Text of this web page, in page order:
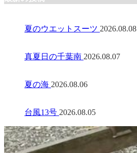
夏のウエットスーツ 2026.08.08
真夏日の千葉南 2026.08.07
夏の海 2026.08.06
台風13号 2026.08.05